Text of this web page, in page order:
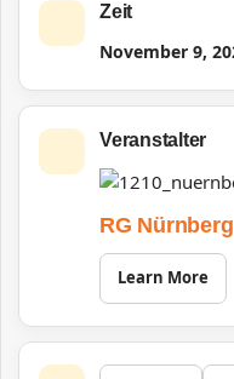
Zeit
November 9,
Veranstalter
RG Nürnberg
Learn More